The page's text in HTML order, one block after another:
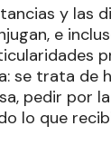
y las
e
se trata de
pedir por
lo que